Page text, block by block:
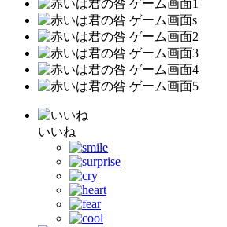
いいね